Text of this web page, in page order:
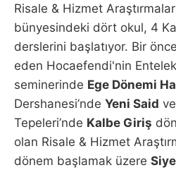
Risale & Hizmet
bünyesindeki dört okul, 4
derslerini başlatıyor. Bir
eden Hocaefendi'nin
seminerinde Ege Dönemi
Dershanesi’nde Yeni Said
Tepeleri’nde Kalbe Giriş
olan Risale & Hizmet
dönem başlamak üzere